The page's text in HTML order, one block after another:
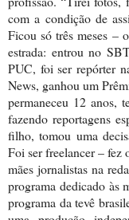
com a condição de
Ficou só três meses –
estrada: entrou no
PUC, foi ser repórter
News, ganhou um
permaneceu 12 anos,
fazendo reportagens
filho, tomou uma
Foi ser freelancer – fez
mães jornalistas na
programa dedicado às
programa da tevê